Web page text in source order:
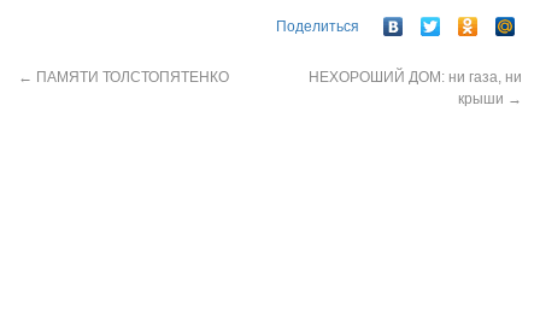
Поделиться
← ПАМЯТИ ТОЛСТОПЯТЕНКО
НЕХОРОШИЙ ДОМ: ни газа, ни
крыши →